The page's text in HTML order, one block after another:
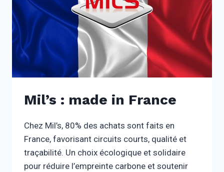
Mil’s : made in France
Chez Mil’s, 80% des achats sont faits en
France, favorisant circuits courts, qualité et
traçabilité. Un choix écologique et solidaire
pour réduire l’empreinte carbone et soutenir